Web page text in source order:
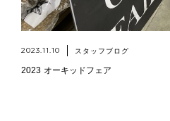
2023.11.10 スタッフブログ
2023 オーキッドフェア